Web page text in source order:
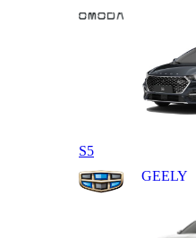
S5
GEELY